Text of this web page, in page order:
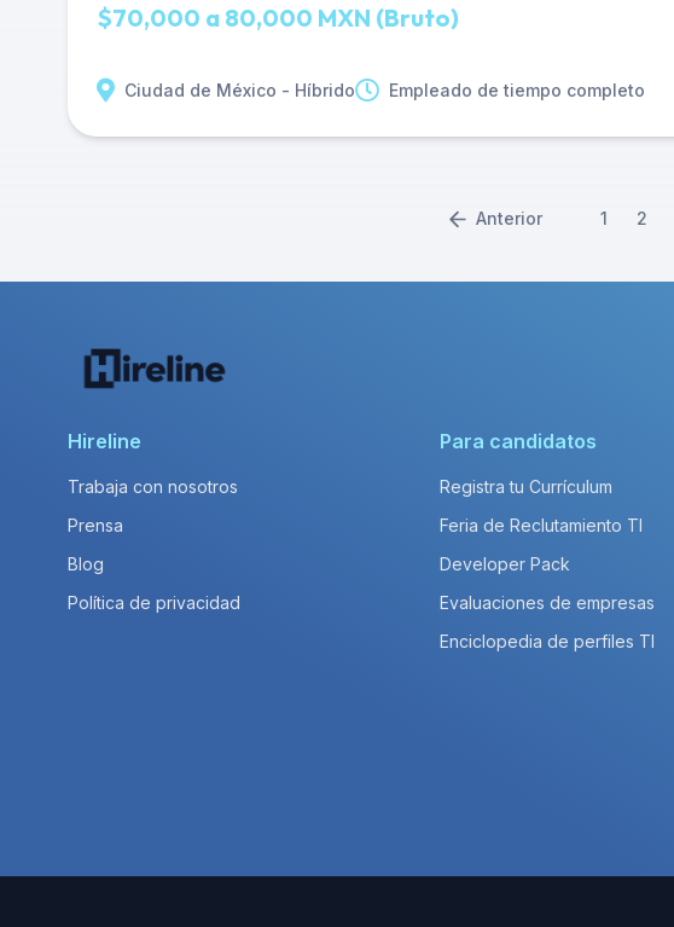
$70,000 a 80,000 MXN (Bruto)
Ciudad de México - Híbrido Empleado de tiempo completo
Anterior 1 2
Hireline
Trabaja con nosotros
Prensa
Blog
Política de privacidad
Para candidatos
Registra tu Currículum
Feria de Reclutamiento TI
Developer Pack
Evaluaciones de empresas
Enciclopedia de perfiles TI